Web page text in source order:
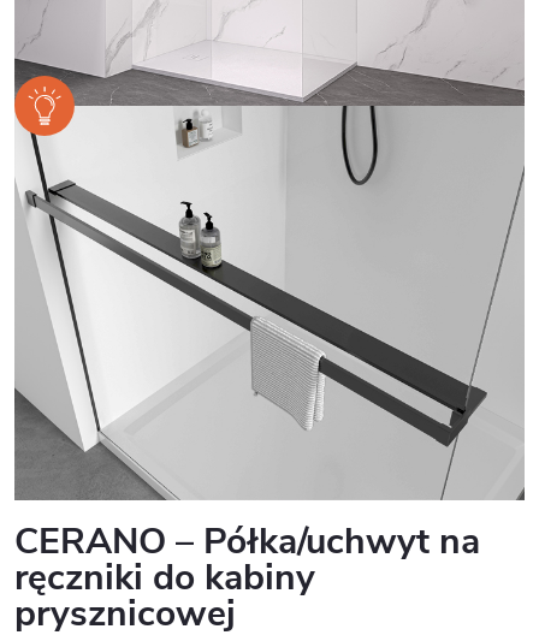
CERANO – Półka/uchwyt na
ręczniki do kabiny
prysznicowej